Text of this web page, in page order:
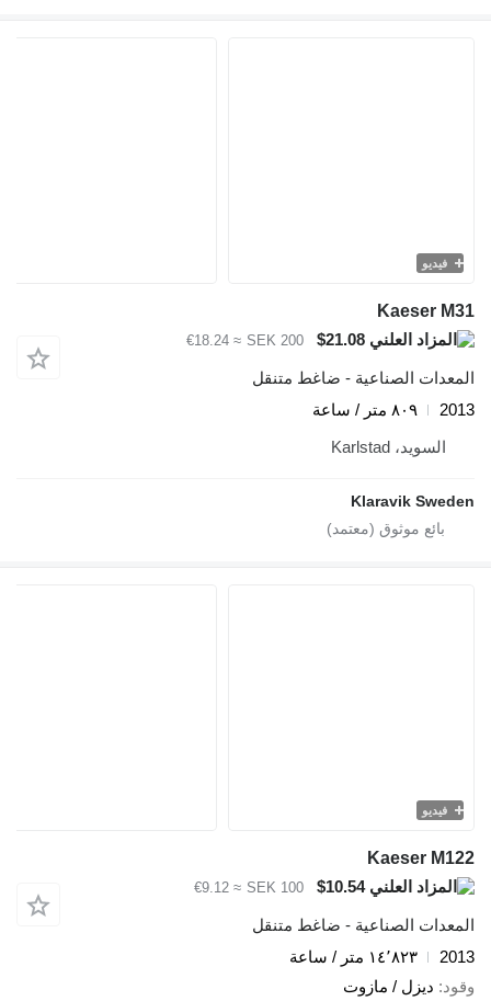
فيديو
Kaeser M31
SEK 200
≈ €18.24
المعدات الصناعية - ضاغط متنقل
2013
٨٠٩ متر / ساعة
السويد، Karlstad
Klaravik Sweden
فيديو
Kaeser M122
$10.54
SEK 100
≈ €9.12
المعدات الصناعية - ضاغط متنقل
2013
١٤٬٨٢٣ متر / ساعة
وقود ديزل / مازوت